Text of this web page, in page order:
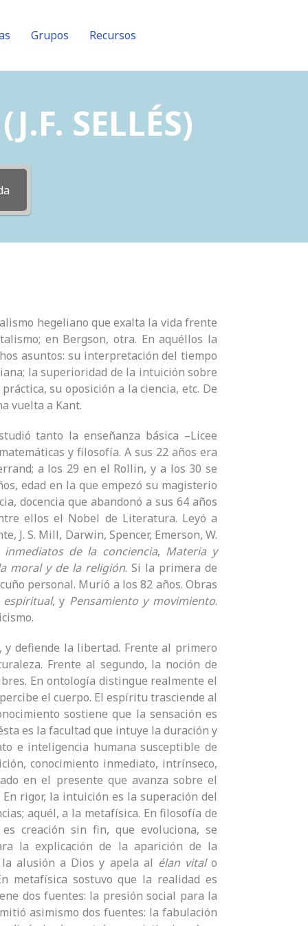
Grupos Recursos
SELLÉS)
hegeliano que exalta la vida frente
en Bergson, otra. En aquéllos la
asuntos: su interpretación del tiempo
la superioridad de la intuición sobre
su oposición a la ciencia, etc. De
vuelta a Kant.
tanto la enseñanza básica –Licee
y filosofía. A sus 22 años era
a los 29 en el Rollin, y a los 30 se
edad en la que empezó su magisterio
docencia que abandonó a sus 64 años
ellos el Nobel de Literatura. Leyó a
J. S. Mill, Darwin, Spencer, Emerson, W.
de la conciencia, Materia y
moral y de la religión. Si la primera de
personal. Murió a los 82 años. Obras
espiritual, y Pensamiento y movimiento.
defiende la libertad. Frente al primero
Frente al segundo, la noción de
En ontología distingue realmente el
el cuerpo. El espíritu trasciende al
sostiene que la sensación es
es la facultad que intuye la duración y
e inteligencia humana susceptible de
conocimiento inmediato, intrínseco,
en el presente que avanza sobre el
rigor, la intuición es la superación del
aquél, a la metafísica. En filosofía de
creación sin fin, que evoluciona, se
la explicación de la aparición de la
alusión a Dios y apela al élan vitalo
metafísica sostuvo que la realidad es
dos fuentes: la presión social para la
asimismo dos fuentes: la fabulación